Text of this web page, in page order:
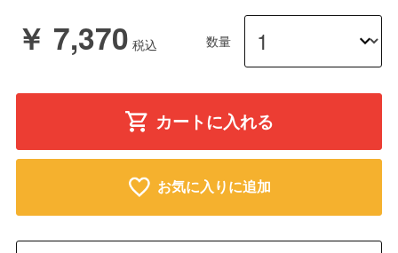
￥ 7,370 数量
カートに入れる
お気に入りに追加